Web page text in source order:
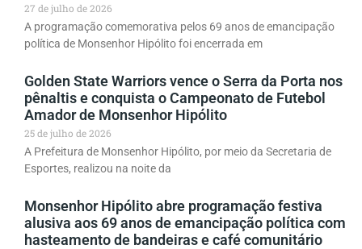
27 de julho de 2026
A programação comemorativa pelos 69 anos de emancipação
política de Monsenhor Hipólito foi encerrada em
Golden State Warriors vence o Serra da Porta nos
pênaltis e conquista o Campeonato de Futebol
Amador de Monsenhor Hipólito
25 de julho de 2026
A Prefeitura de Monsenhor Hipólito, por meio da Secretaria de
Esportes, realizou na noite da
Monsenhor Hipólito abre programação festiva
alusiva aos 69 anos de emancipação política com
hasteamento de bandeiras e café comunitário